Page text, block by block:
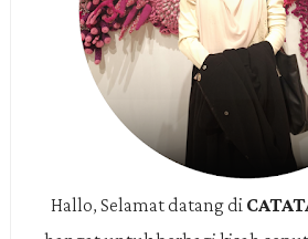
Hallo, Selamat datang di